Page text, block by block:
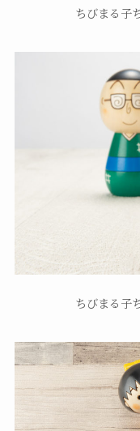
ちびまる子
ちびまる子